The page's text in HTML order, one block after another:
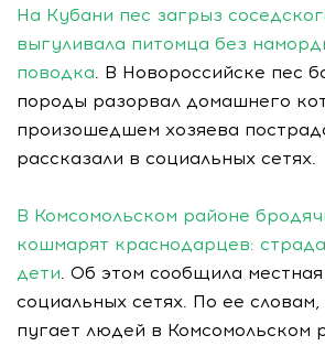
На Кубани пес загрыз
выгуливала питомца без
поводка. В Новороссийске пес
породы разорвал домашнего
произошедшем хозяева
рассказали в социальных сетях.
В Комсомольском районе
кошмарят краснодарцев:
дети. Об этом сообщила
социальных сетях. По ее
пугает людей в Комсомольском